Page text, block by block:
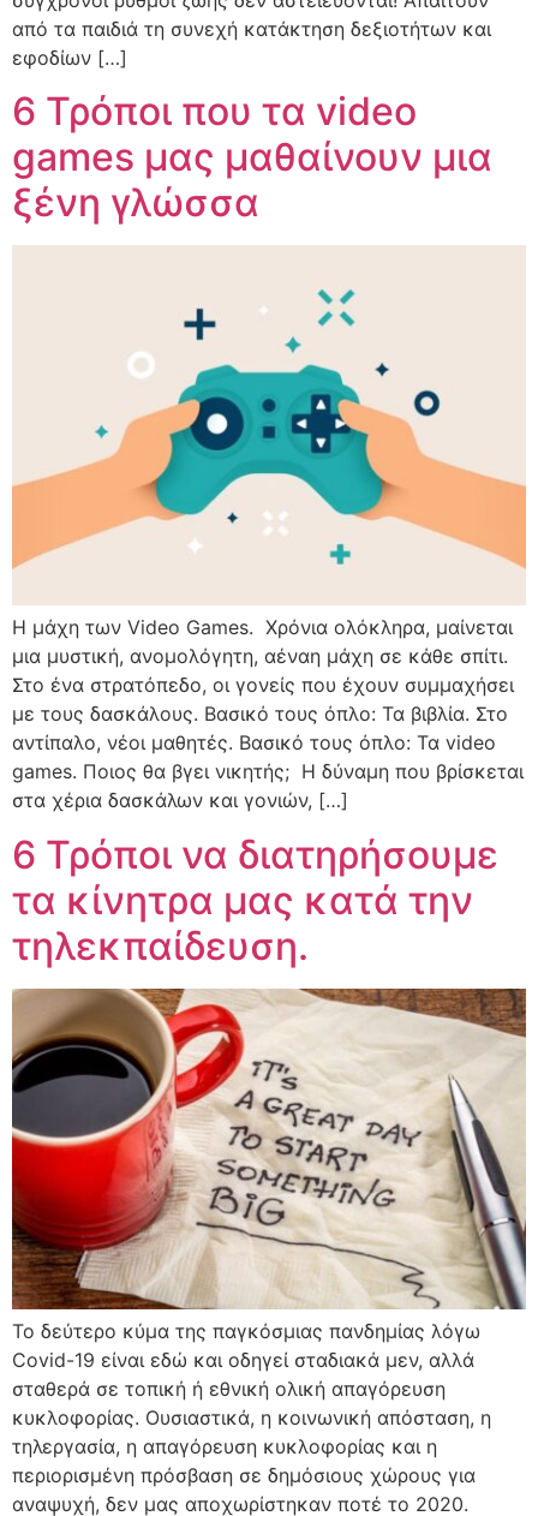
από τα παιδιά τη συνεχή κατάκτηση δεξιοτήτων και
εφοδίων […]
6 Τρόποι που τα video
games μας μαθαίνουν μια
ξένη γλώσσα
Η μάχη των Video Games. Χρόνια ολόκληρα, μαίνεται
μια μυστική, ανομολόγητη, αέναη μάχη σε κάθε σπίτι.
Στο ένα στρατόπεδο, οι γονείς που έχουν συμμαχήσει
με τους δασκάλους. Βασικό τους όπλο: Τα βιβλία. Στο
αντίπαλο, νέοι μαθητές. Βασικό τους όπλο: Τα video
games. Ποιος θα βγει νικητής; Η δύναμη που βρίσκεται
στα χέρια δασκάλων και γονιών, […]
6 Τρόποι να διατηρήσουμε
τα κίνητρα μας κατά την
τηλεκπαίδευση.
Το δεύτερο κύμα της παγκόσμιας πανδημίας λόγω
Covid-19 είναι εδώ και οδηγεί σταδιακά μεν, αλλά
σταθερά σε τοπική ή εθνική ολική απαγόρευση
κυκλοφορίας. Ουσιαστικά, η κοινωνική απόσταση, η
τηλεργασία, η απαγόρευση κυκλοφορίας και η
περιορισμένη πρόσβαση σε δημόσιους χώρους για
αναψυχή, δεν μας αποχωρίστηκαν ποτέ το 2020.